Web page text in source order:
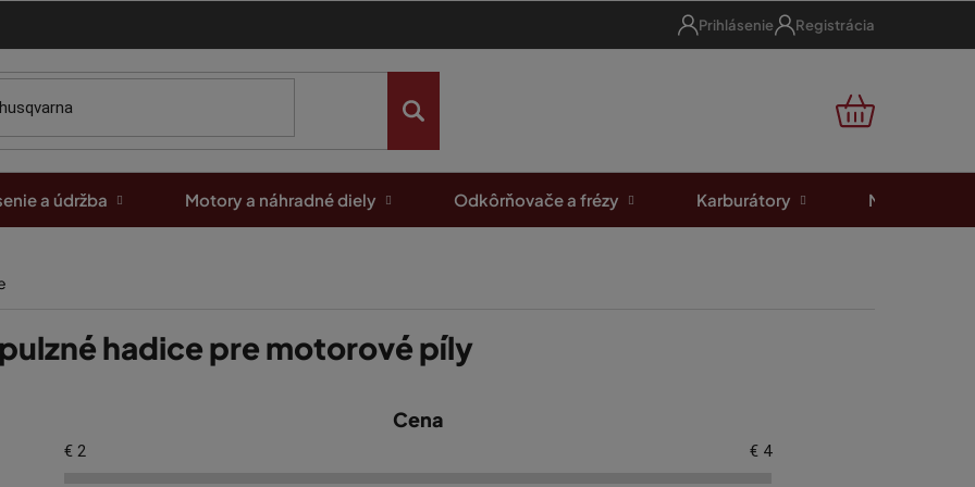
Prihlásenie Registrácia
NÁKUPNÝ
a údržba Motory a náhradné diely Odkôrňovače a frézy Karburátory Motorové
hadice pre motorové píly
Cena
€ 2 € 4